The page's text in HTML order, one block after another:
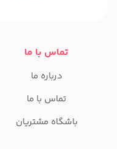
تماس با ما
درباره ما
تماس با ما
باشگاه مشتریان